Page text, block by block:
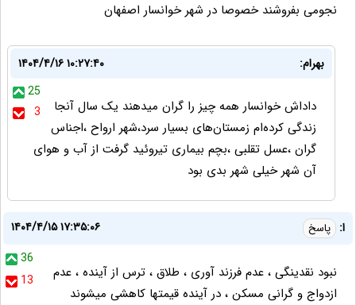
نجومی بفروشند خصوصا در شهر خوانسار اصفهان
بهرام:
۱۴۰۴/۴/۱۶ ۱۰:۲۷:۴۰
25
3
داداش خوانسار همه چیز را گران میدهند یک سال آنجا
زندگی کرده‌ام زمستان‌های بسیار سرد،شهر ارواح ،اجناس
گران ،عسل تقلبی ،بچم بیماری تیروئید گرفت از آب و هوای
آن شهر خیلی شهر بدی بود
ا: پاسخ
۱۴۰۴/۴/۱۵ ۱۷:۳۵:۰۶
36
13
نبود نقدینگی ، عدم فرزند آوری ، طلاق ، ترس از آینده ، عدم
ازدواج و گرانی مسکن ، در آینده قیمتها کاهشی میشوند